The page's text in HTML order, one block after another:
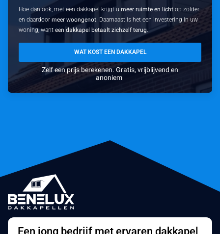
Hoe dan ook, met een dakkapel krijgt umeer ruimte en licht op zolder
en daardoormeer woongenot . Daarnaast is het een investering in uw
woning, wanteen dakkapel betaalt zichzelf terug
WAT KOST EEN DAKKAPEL
Zelf een prijs berekenen. Gratis, vrijblijvend en
anoniem
Een jong bedrijf met ervaren dakkapel